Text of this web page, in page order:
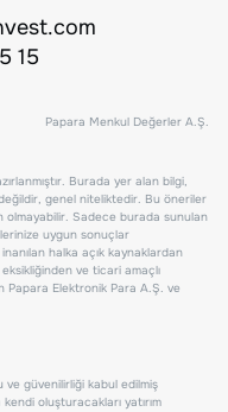
15
Papara Menkul Değerler A.Ş.
Burada yer alan bilgi,
değildir, genel niteliktedir. Bu öneriler
olmayabilir. Sadece burada sunulan
uygun sonuçlar
halka açık kaynaklardan
ve ticari amaçlı
Papara Elektronik Para A.Ş. ve
güvenilirliği kabul edilmiş
kendi oluşturacakları yatırım